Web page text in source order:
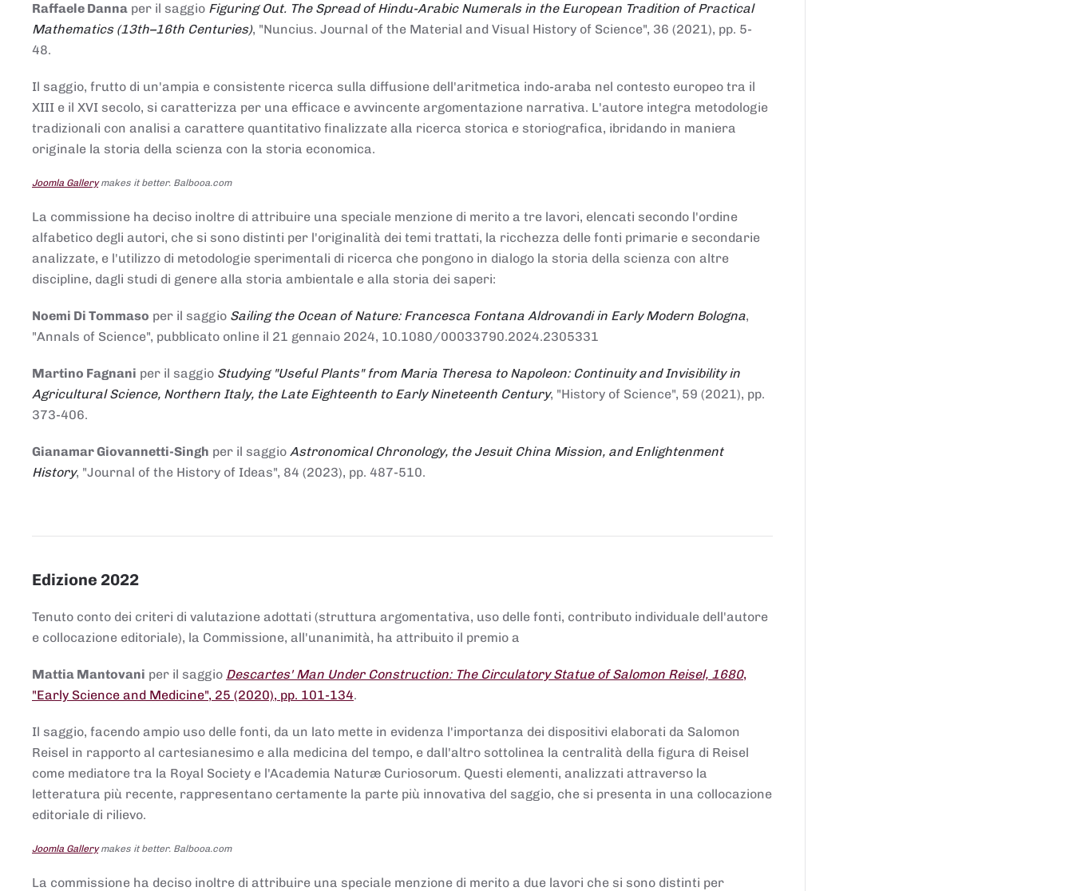
Raffaele Danna per il saggio Figuring Out. The Spread of Hindu-Arabic Numerals in the European Tradition of Practical
Mathematics (13th–16th Centuries), "Nuncius. Journal of the Material and Visual History of Science", 36 (2021), pp. 5-
48.
Il saggio, frutto di un'ampia e consistente ricerca sulla diffusione dell'aritmetica indo-araba nel contesto europeo tra il
XIII e il XVI secolo, si caratterizza per una efficace e avvincente argomentazione narrativa. L'autore integra metodologie
tradizionali con analisi a carattere quantitativo finalizzate alla ricerca storica e storiografica, ibridando in maniera
originale la storia della scienza con la storia economica.
Joomla Gallerymakes it better. Balbooa.com
La commissione ha deciso inoltre di attribuire una speciale menzione di merito a tre lavori, elencati secondo l'ordine
alfabetico degli autori, che si sono distinti per l'originalità dei temi trattati, la ricchezza delle fonti primarie e secondarie
analizzate, e l'utilizzo di metodologie sperimentali di ricerca che pongono in dialogo la storia della scienza con altre
discipline, dagli studi di genere alla storia ambientale e alla storia dei saperi:
Noemi Di Tommaso per il saggio Sailing the Ocean of Nature: Francesca Fontana Aldrovandi in Early Modern Bologna,
"Annals of Science", pubblicato online il 21 gennaio 2024, 10.1080/00033790.2024.2305331
Martino Fagnani per il saggio Studying "Useful Plants" from Maria Theresa to Napoleon: Continuity and Invisibility in
Agricultural Science, Northern Italy, the Late Eighteenth to Early Nineteenth Century, "History of Science", 59 (2021), pp.
373-406.
Gianamar Giovannetti-Singh per il saggio Astronomical Chronology, the Jesuit China Mission, and Enlightenment
History, "Journal of the History of Ideas", 84 (2023), pp. 487-510.
Edizione 2022
Tenuto conto dei criteri di valutazione adottati (struttura argomentativa, uso delle fonti, contributo individuale dell'autore
e collocazione editoriale), la Commissione, all'unanimità, ha attribuito il premio a
Mattia Mantovani per il saggio Descartes' Man Under Construction: The Circulatory Statue of Salomon Reisel, 1680,
"Early Science and Medicine", 25 (2020), pp. 101-134.
Il saggio, facendo ampio uso delle fonti, da un lato mette in evidenza l'importanza dei dispositivi elaborati da Salomon
Reisel in rapporto al cartesianesimo e alla medicina del tempo, e dall'altro sottolinea la centralità della figura di Reisel
come mediatore tra la Royal Society e l'Academia Naturæ Curiosorum. Questi elementi, analizzati attraverso la
letteratura più recente, rappresentano certamente la parte più innovativa del saggio, che si presenta in una collocazione
editoriale di rilievo.
Joomla Gallerymakes it better. Balbooa.com
La commissione ha deciso inoltre di attribuire una speciale menzione di merito a due lavori che si sono distinti per